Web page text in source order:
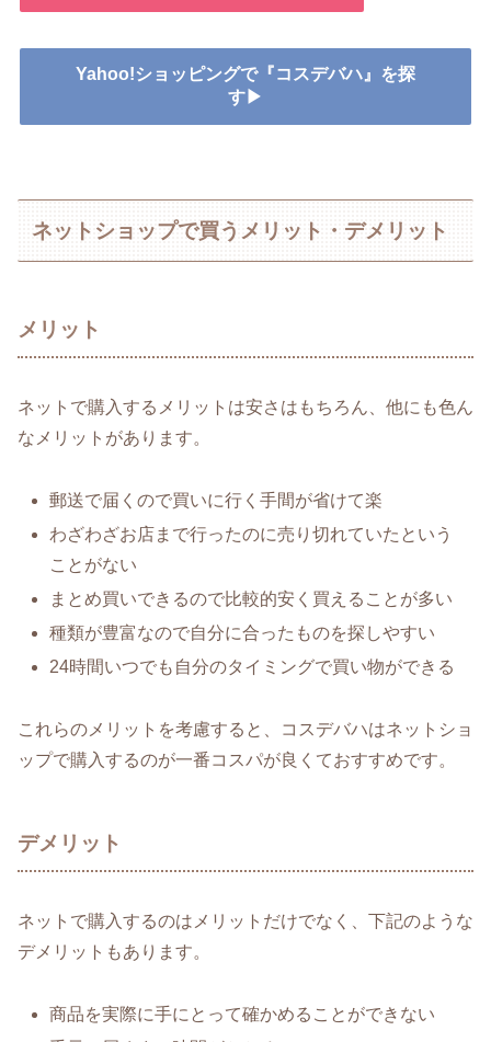
Yahoo!ショッピングで『コスデバハ』を探
す▶
ネットショップで買うメリット・デメリット
メリット
ネットで購入するメリットは安さはもちろん、他にも色ん
なメリットがあります。
郵送で届くので買いに行く手間が省けて楽
わざわざお店まで行ったのに売り切れていたという
ことがない
まとめ買いできるので比較的安く買えることが多い
種類が豊富なので自分に合ったものを探しやすい
24時間いつでも自分のタイミングで買い物ができる
これらのメリットを考慮すると、コスデバハはネットショ
ップで購入するのが一番コスパが良くておすすめです。
デメリット
ネットで購入するのはメリットだけでなく、下記のような
デメリットもあります。
商品を実際に手にとって確かめることができない